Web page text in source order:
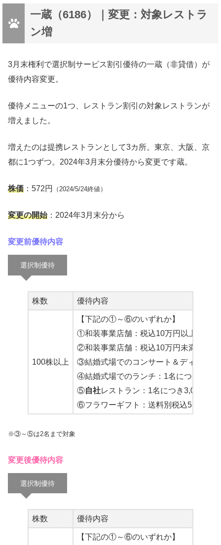
一蔵（6186）｜変更：対象レストラ
ン増
3月末権利で選択制サービス割引優待の一蔵（非貸借）が
優待内容変更。
優待メニューの1つ、レストラン割引の対象レストランが
増えました。
増えたのは提携レストランとして3カ所。東京、大阪、京
都に1つずつ。2024年3月末分優待から変更です蔵。
株価 ：572円 （2024/5/24終値）
変更の開始：2024年3月末分から
変更前優待内容
選択制優待
株数 優待内容
100株以上
【下記の①～⑥のいずれか】
①和装事業店舗：税込10万円以上で
②和装事業店舗：税込10万円未満で
③結婚式場でのコンサート＆ディナー：
④結婚式場でのランチ：1名につき3,000
⑤自社レストラン：1名につき3,000円割
⑥フラワーギフト：送料別税込5,500円
※③～⑤は2名まで対象
変更後優待内容
選択制優待
株数 優待内容
【下記の①～⑥のいずれか】